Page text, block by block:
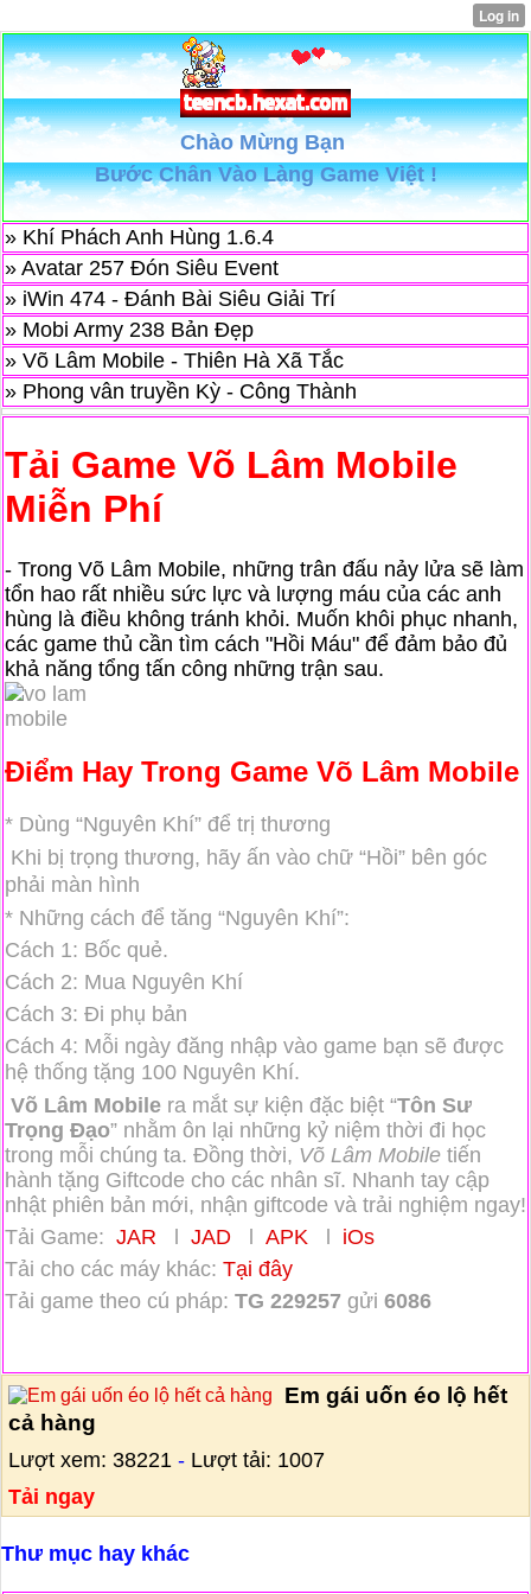
Chào Mừng Bạn
Bước Chân Vào Làng Game Việt !
» Khí Phách Anh Hùng 1.6.4
» Avatar 257 Đón Siêu Event
» iWin 474 - Đánh Bài Siêu Giải Trí
» Mobi Army 238 Bản Đẹp
» Võ Lâm Mobile - Thiên Hà Xã Tắc
» Phong vân truyền Kỳ - Công Thành
Tải Game Võ Lâm Mobile
Miễn Phí
- Trong Võ Lâm Mobile, những trân đấu nảy lửa sẽ làm
tổn hao rất nhiều sức lực và lượng máu của các anh
hùng là điều không tránh khỏi. Muốn khôi phục nhanh,
các game thủ cần tìm cách "Hồi Máu" để đảm bảo đủ
khả năng tổng tấn công những trận sau.
Điểm Hay Trong Game Võ Lâm Mobile
* Dùng “Nguyên Khí” để trị thương
Khi bị trọng thương, hãy ấn vào chữ “Hồi” bên góc
phải màn hình
* Những cách để tăng “Nguyên Khí”:
Cách 1: Bốc quẻ.
Cách 2: Mua Nguyên Khí
Cách 3: Đi phụ bản
Cách 4: Mỗi ngày đăng nhập vào game bạn sẽ được
hệ thống tặng 100 Nguyên Khí.
Võ Lâm Mobile ra mắt sự kiện đặc biệt “Tôn Sư
Trọng Đạo” nhằm ôn lại những kỷ niệm thời đi học
trong mỗi chúng ta. Đồng thời, Võ Lâm Mobile tiến
hành tặng Giftcode cho các nhân sĩ. Nhanh tay cập
nhật phiên bản mới, nhận giftcode và trải nghiệm ngay!
Tải Game: JAR l JAD l APK l iOs
Tải cho các máy khác: Tại đây
Tải game theo cú pháp: TG 229257 gửi 6086
Em gái uốn éo lộ hết
cả hàng
Lượt xem: 38221 - Lượt tải: 1007
Tải ngay
Thư mục hay khác